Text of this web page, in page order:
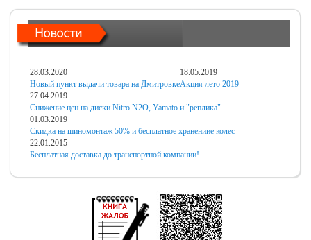
28.03.2020
Новый пункт выдачи товара на Дмитровке
18.05.2019
Акция лето 2019
27.04.2019
Снижение цен на диски Nitro N2O, Yamato и "реплика"
01.03.2019
Скидка на шиномонтаж 50% и бесплатное хранениие колес
22.01.2015
Бесплатная доставка до транспортной компании!